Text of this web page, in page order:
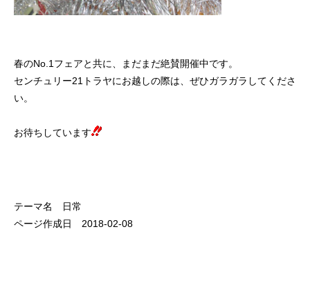
春のNo.1フェアと共に、まだまだ絶賛開催中です。
センチュリー21トラヤにお越しの際は、ぜひガラガラしてくださ
い。
お待ちしています
テーマ名 日常
ページ作成日 2018-02-08